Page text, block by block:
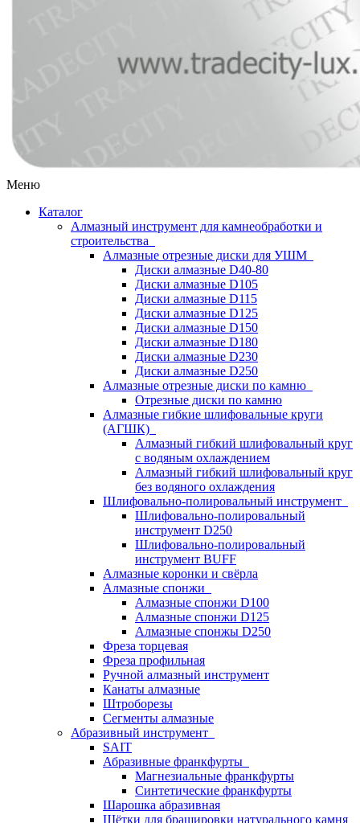
Меню
Каталог
Алмазный инструмент для камнеобработки и
строительства
Алмазные отрезные диски для УШМ
Диски алмазные D40-80
Диски алмазные D105
Диски алмазные D115
Диски алмазные D125
Диски алмазные D150
Диски алмазные D180
Диски алмазные D230
Диски алмазные D250
Алмазные отрезные диски по камню
Отрезные диски по камню
Алмазные гибкие шлифовальные круги
(АГШК)
Алмазный гибкий шлифовальный круг
с водяным охлаждением
Алмазный гибкий шлифовальный круг
без водяного охлаждения
Шлифовально-полировальный инструмент
Шлифовально-полировальный
инструмент D250
Шлифовально-полировальный
инструмент BUFF
Алмазные коронки и свёрла
Алмазные спонжи
Алмазные спонжи D100
Алмазные спонжи D125
Алмазные спонжы D250
Фреза торцевая
Фреза профильная
Ручной алмазный инструмент
Канаты алмазные
Штроборезы
Сегменты алмазные
Абразивный инструмент
SAIT
Абразивные франкфурты
Магнезиальные франкфурты
Синтетические франкфурты
Шарошка абразивная
Щётки для брашировки натурального камня